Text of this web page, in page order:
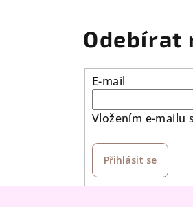
Odebírat
E-mail
Vložením e-mailu
Přihlásit se